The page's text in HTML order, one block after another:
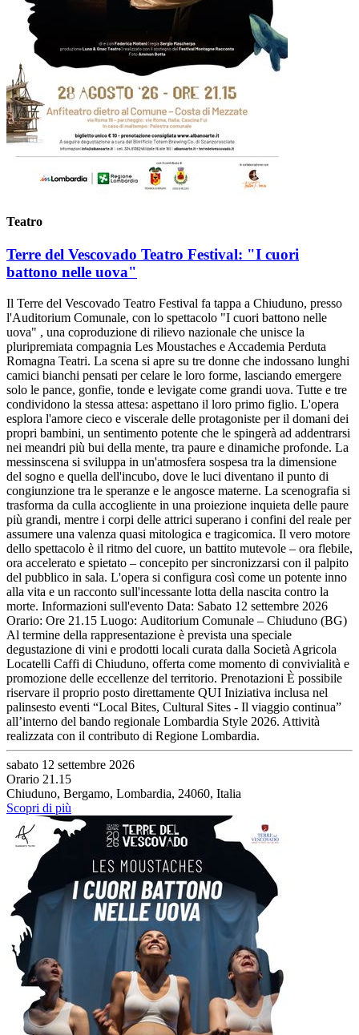
Teatro
Terre del Vescovado Teatro Festival: "I cuori
battono nelle uova"
Il Terre del Vescovado Teatro Festival fa tappa a Chiuduno, presso
l'Auditorium Comunale, con lo spettacolo "I cuori battono nelle
uova" , una coproduzione di rilievo nazionale che unisce la
pluripremiata compagnia Les Moustaches e Accademia Perduta
Romagna Teatri. La scena si apre su tre donne che indossano lunghi
camici bianchi pensati per celare le loro forme, lasciando emergere
solo le pance, gonfie, tonde e levigate come grandi uova. Tutte e tre
condividono la stessa attesa: aspettano il loro primo figlio. L'opera
esplora l'amore cieco e viscerale delle protagoniste per il domani dei
propri bambini, un sentimento potente che le spingerà ad addentrarsi
nei meandri più bui della mente, tra paure e dinamiche profonde. La
messinscena si sviluppa in un'atmosfera sospesa tra la dimensione
del sogno e quella dell'incubo, dove le luci diventano il punto di
congiunzione tra le speranze e le angosce materne. La scenografia si
trasforma da culla accogliente in una proiezione inquieta delle paure
più grandi, mentre i corpi delle attrici superano i confini del reale per
assumere una valenza quasi mitologica e tragicomica. Il vero motore
dello spettacolo è il ritmo del cuore, un battito mutevole – ora flebile,
ora accelerato e spietato – concepito per sincronizzarsi con il palpito
del pubblico in sala. L'opera si configura così come un potente inno
alla vita e un racconto sull'incessante lotta della nascita contro la
morte. Informazioni sull'evento Data: Sabato 12 settembre 2026
Orario: Ore 21.15 Luogo: Auditorium Comunale – Chiuduno (BG)
Al termine della rappresentazione è prevista una speciale
degustazione di vini e prodotti locali curata dalla Società Agricola
Locatelli Caffi di Chiuduno, offerta come momento di convivialità e
promozione delle eccellenze del territorio. Prenotazioni È possibile
riservare il proprio posto direttamente QUI Iniziativa inclusa nel
palinsesto eventi “Local Bites, Cultural Sites - Il viaggio continua”
all’interno del bando regionale Lombardia Style 2026. Attività
realizzata con il contributo di Regione Lombardia.
sabato 12 settembre 2026
Orario 21.15
Chiuduno, Bergamo, Lombardia, 24060, Italia
Scopri di più